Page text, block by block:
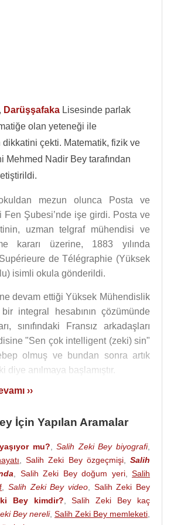
, Darüşşafaka Lisesinde parlak
olan yeteneği ile
çekti. Matematik, fizik ve
Mehmed Nadir Bey tarafından
mezun olunca Posta ve
Fen Şubesi’nde işe girdi. Posta ve
uzman telgraf mühendisi ve
kararı üzerine, 1883 yılında
de Télégraphie (Yüksek
isimli okula gönderildi.
devam ettiği Yüksek Mühendislik
integral hesabının çözümünde
sınıfındaki Fransız arkadaşları
"Sen çok intelligent (zeki) sin"
olmuş ve bundan sonra artık
diye anılmaya başlamıştır.
Yüksek Okulunda elektrik
, Posta ve Telgraf idaresinde elektrik
telgraf müfettişliği görevini
süreKıbrıs’ta, telgraf kablolarının
bulundu. Nezâret’teki görevine
1889 yılında Fen Kalemi Müdür
edildi. Aynı yıl 1889 yılında ek
››
İçin Yapılan Aramalar
mu? ,Salih Zeki Bey biyografi,
Salih Zeki Bey özgeçmişi, Salih
Salih Zeki Bey doğum yeri, Salih
,Salih Zeki Bey video
Salih Zeki Bey
Bey kimdir? ,Salih Zeki Bey kaç
Bey nereli, Salih Zeki Bey memleketi